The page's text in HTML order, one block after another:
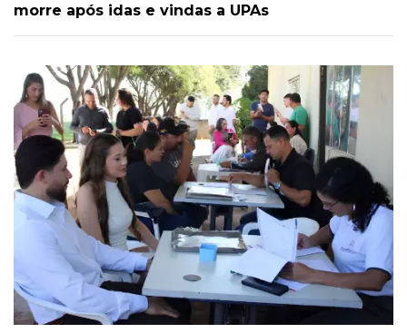
morre após idas e vindas a UPAs